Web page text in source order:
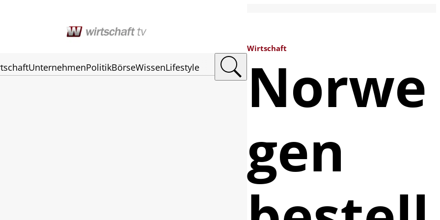
UnternehmenPolitikBörseWissenLifestyle
Wirtschaft
Norwe
gen